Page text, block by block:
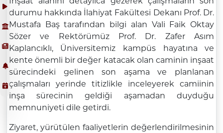
durumu hakkında İlahiyat Fakültesi Dekanı Prof. Dr.
Mustafa Baş tarafından bilgi alan Vali Faik Oktay
Sözer ve Rektörümüz Prof. Dr. Zafer Asım
Kaplancıklı, Üniversitemiz kampüs hayatına ve
kente önemli bir değer katacak olan caminin inşaat
sürecindeki gelinen son aşama ve planlanan
çalışmaları yerinde titizlikle inceleyerek camiinin
inşa sürecinin geldiği aşamadan duyduğu
memnuniyeti dile getirdi.
Ziyaret, yürütülen faaliyetlerin değerlendirilmesinin